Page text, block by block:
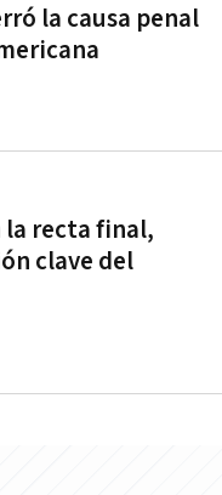
la causa penal
la recta final,
clave del